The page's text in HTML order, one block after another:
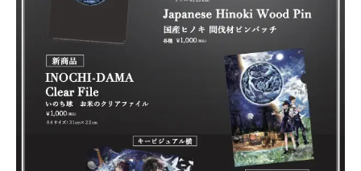
Product
Planning